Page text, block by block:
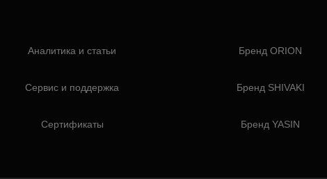
Аналитика и статьи
Сервис и поддержка
Сертификаты
Бренд ORION
Бренд SHIVAKI
Бренд YASIN